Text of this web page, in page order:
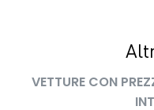
VETTURE CON